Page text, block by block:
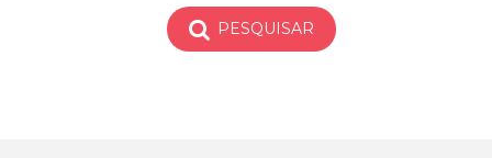
PESQUISAR